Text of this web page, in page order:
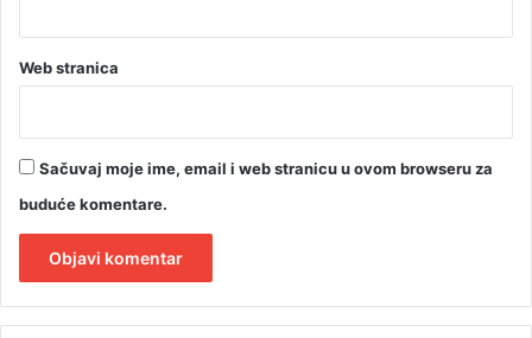
Web stranica
Sačuvaj moje ime, email i web stranicu u ovom browseru za
buduće komentare.